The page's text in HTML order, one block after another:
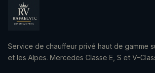
Service de chauffeur privé haut de gamme
et les Alpes. Mercedes Classe E, S et V-